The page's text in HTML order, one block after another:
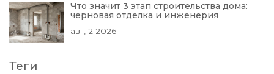
Что значит 3 этап строительства дома:
черновая отделка и инженерия
авг, 2 2026
Теги